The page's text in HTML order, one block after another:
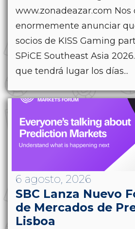
www.zonadeazar.com Nos
enormemente anunciar
socios de KISS Gaming
SPiCE Southeast Asia
que tendrá lugar los días...
6 agosto, 2026
SBC Lanza Nuevo
de Mercados de
Lisboa